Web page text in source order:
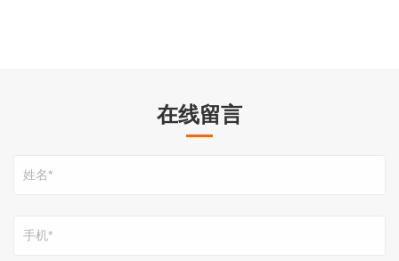
在线留言